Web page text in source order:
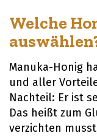
Welche
Manuka-Honig
und aller
Nachteil: Er ist
Das heißt zum
verzichten